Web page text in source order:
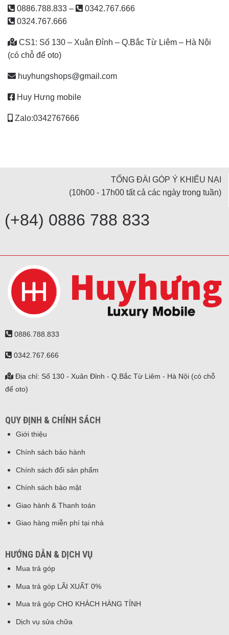
0886.788.833 –
0342.767.666
0324.767.666
CS1: Số 130 – Xuân Đỉnh – Q.Bắc Từ Liêm – Hà Nội
(có chỗ để oto)
huyhungshops@gmail.com
Huy Hưng mobile
Zalo:0342767666
TỔNG ĐÀI GÓP Ý KHIẾU NẠI
(10h00 - 17h00 tất cả các ngày trong tuần)
(+84) 0886 788 833
0886.788.833
0342.767.666
Địa chỉ: Số 130 - Xuân Đỉnh - Q.Bắc Từ Liêm - Hà Nội (có chỗ
để oto)
QUY ĐỊNH & CHÍNH SÁCH
Giới thiệu
Chính sách bảo hành
Chính sách đổi sản phẩm
Chính sách bảo mật
Giao hành & Thanh toán
Giao hàng miễn phí tại nhà
HƯỚNG DẪN & DỊCH VỤ
Mua trả góp
Mua trả góp LÃI XUẤT 0%
Mua trả góp CHO KHÁCH HÀNG TỈNH
Dịch vụ sửa chữa